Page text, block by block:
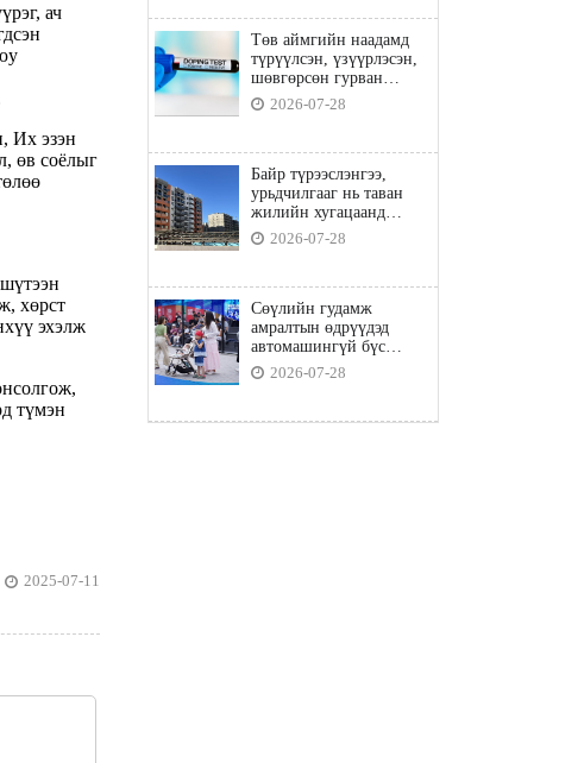
ач
Их эзэн
өв соёлыг
хөрст
эхэлж
түмэн
2025-07-11
Төв аймгийн наадамд
түрүүлсэн, үзүүрлэсэн,
шөвгөрсөн гурван
бөхөөс допинг илэрчээ
2026-07-28
Байр түрээслэнгээ,
урьдчилгааг нь таван
жилийн хугацаанд
төлбөл орон сууцны
зээлд хамрагдана
2026-07-28
Сөүлийн гудамж
амралтын өдрүүдэд
автомашингүй бүс
боллоо
2026-07-28